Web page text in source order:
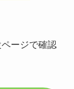
ージで確認